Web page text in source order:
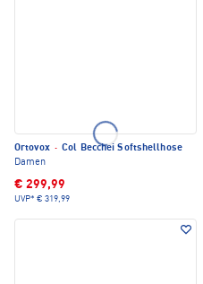
Ortovox · Col Becchei Softshellhose
Damen
€ 299,99
UVP* € 319,99